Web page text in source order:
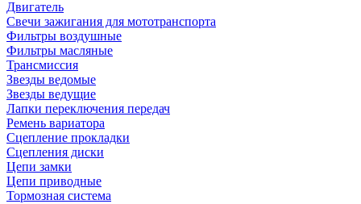
Двигатель
Свечи зажигания для мототранспорта
Фильтры воздушные
Фильтры масляные
Трансмиссия
Звезды ведомые
Звезды ведущие
Лапки переключения передач
Ремень вариатора
Сцепление прокладки
Сцепления диски
Цепи замки
Цепи приводные
Тормозная система